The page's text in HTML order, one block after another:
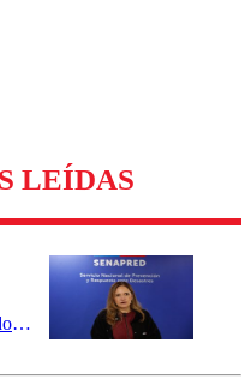
LEÍDAS